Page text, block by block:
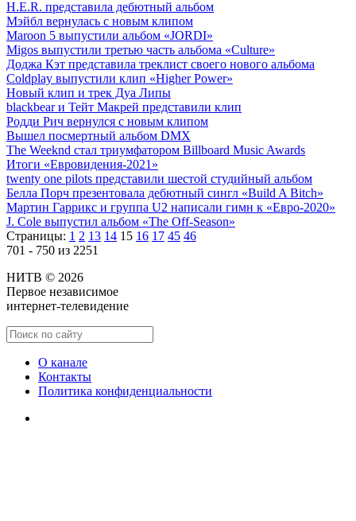
H.E.R. представила дебютный альбом
Мэйбл вернулась с новым клипом
Maroon 5 выпустили альбом «JORDI»
Migos выпустили третью часть альбома «Culture»
Доджа Кэт представила треклист своего нового альбома
Coldplay выпустили клип «Higher Power»
Новый клип и трек Дуа Липы
blackbear и Тейт Макрей представили клип
Родди Рич вернулся с новым клипом
Вышел посмертный альбом DMX
The Weeknd стал триумфатором Billboard Music Awards
Итоги «Евровидения-2021»
twenty one pilots представили шестой студийный альбом
Белла Порч презентовала дебютный сингл «Build A Bitch»
Мартин Гаррикс и группа U2 написали гимн к «Евро-2020»
J. Cole выпустил альбом «The Off-Season»
Страницы: 1 2 13 14 15 16 17 45 46
701 - 750 из 2251
НИТВ © 2026
Первое независимое
интернет-телевидение
О канале
Контакты
Политика конфиденциальности